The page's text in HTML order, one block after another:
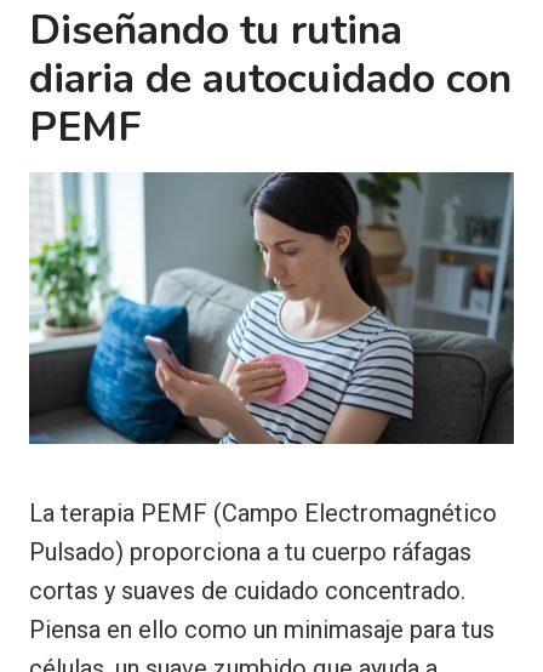
Diseñando tu rutina
diaria de autocuidado con
PEMF
La terapia PEMF (Campo Electromagnético
Pulsado) proporciona a tu cuerpo ráfagas
cortas y suaves de cuidado concentrado.
Piensa en ello como un minimasaje para tus